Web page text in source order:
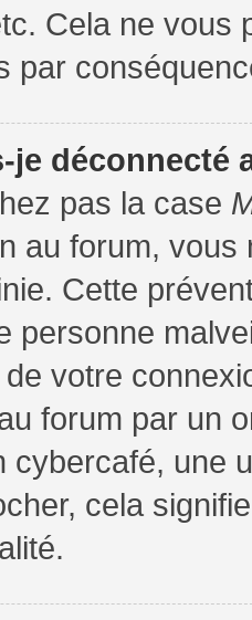
Cela ne vous
par
je déconnecté
pas la case
au forum,
Cette
personne
votre
forum par un
cybercafé, une
cela